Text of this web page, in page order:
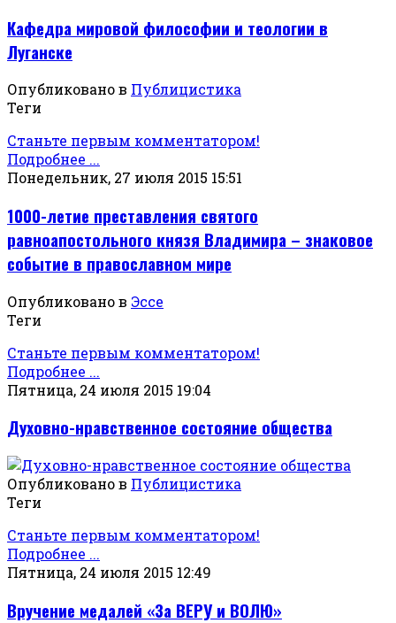
Кафедра мировой философии и теологии в
Луганске
Опубликовано в Публицистика
Теги
Станьте первым комментатором!
Подробнее ...
Понедельник, 27 июля 2015 15:51
1000-летие преставления святого
равноапостольного князя Владимира – знаковое
событие в православном мире
Опубликовано в Эссе
Теги
Станьте первым комментатором!
Подробнее ...
Пятница, 24 июля 2015 19:04
Духовно-нравственное состояние общества
Опубликовано в Публицистика
Теги
Станьте первым комментатором!
Подробнее ...
Пятница, 24 июля 2015 12:49
Вручение медалей «За ВЕРУ и ВОЛЮ»